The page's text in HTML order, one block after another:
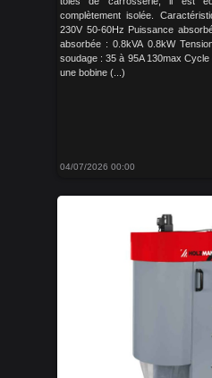
complètement isolée.
230V 50-60Hz Puissance
absorbée : 0.8kVA 0.8kW
soudage : 35 à 95A 130max
une bobine (...)
04/07/2026 00:00